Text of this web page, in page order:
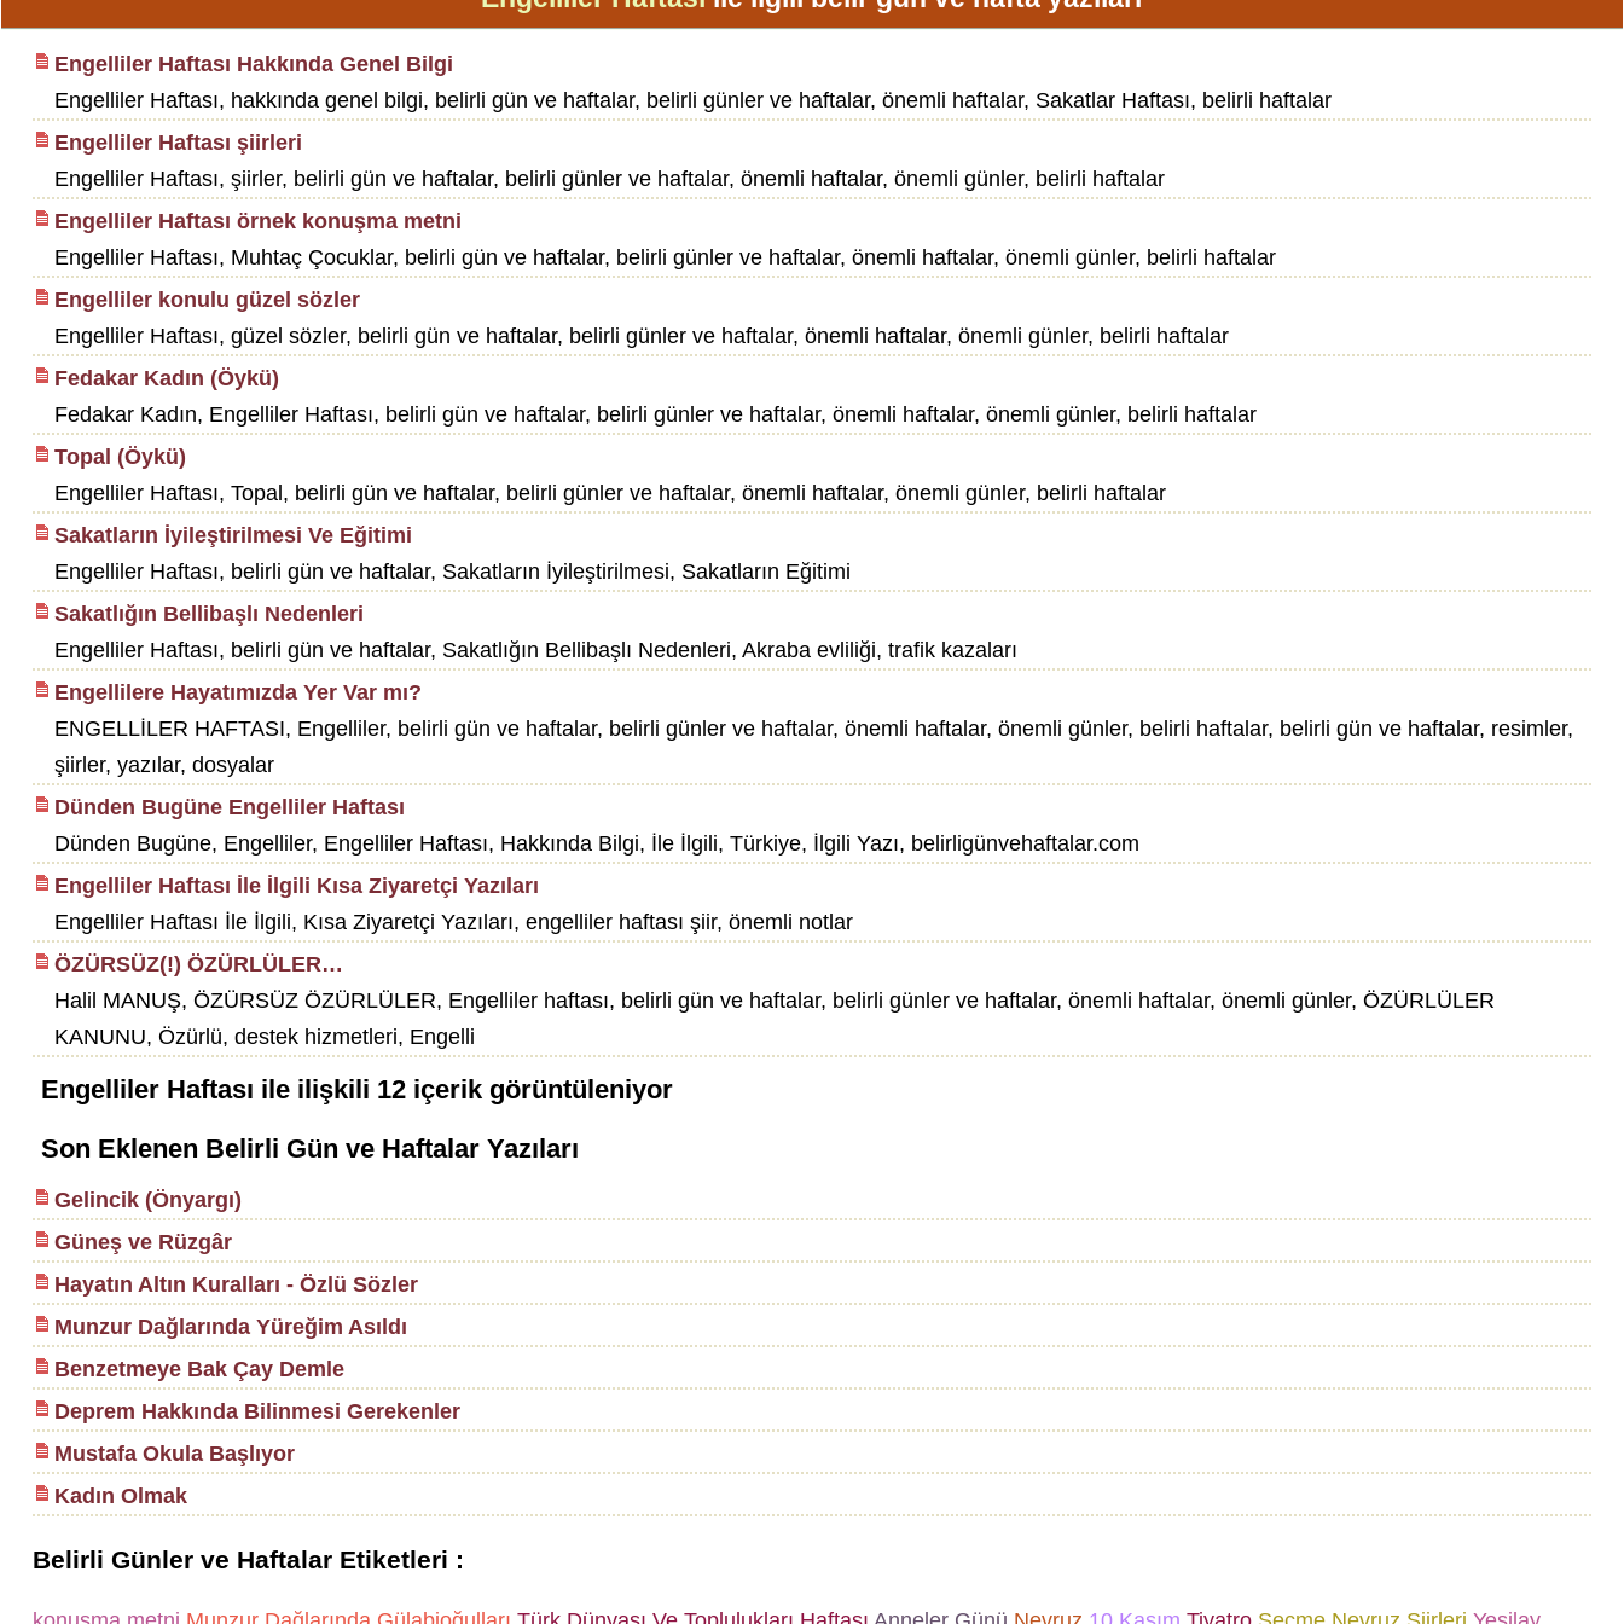
Engelliler Haftası Hakkında Genel Bilgi
Engelliler Haftası, hakkında genel bilgi, belirli gün ve haftalar, belirli günler ve haftalar, önemli haftalar, Sakatlar Haftası, belirli haftalar
Engelliler Haftası şiirleri
Engelliler Haftası, şiirler, belirli gün ve haftalar, belirli günler ve haftalar, önemli haftalar, önemli günler, belirli haftalar
Engelliler Haftası örnek konuşma metni
Engelliler Haftası, Muhtaç Çocuklar, belirli gün ve haftalar, belirli günler ve haftalar, önemli haftalar, önemli günler, belirli haftalar
Engelliler konulu güzel sözler
Engelliler Haftası, güzel sözler, belirli gün ve haftalar, belirli günler ve haftalar, önemli haftalar, önemli günler, belirli haftalar
Fedakar Kadın (Öykü)
Fedakar Kadın, Engelliler Haftası, belirli gün ve haftalar, belirli günler ve haftalar, önemli haftalar, önemli günler, belirli haftalar
Topal (Öykü)
Engelliler Haftası, Topal, belirli gün ve haftalar, belirli günler ve haftalar, önemli haftalar, önemli günler, belirli haftalar
Sakatların İyileştirilmesi Ve Eğitimi
Engelliler Haftası, belirli gün ve haftalar, Sakatların İyileştirilmesi, Sakatların Eğitimi
Sakatlığın Bellibaşlı Nedenleri
Engelliler Haftası, belirli gün ve haftalar, Sakatlığın Bellibaşlı Nedenleri, Akraba evliliği, trafik kazaları
Engellilere Hayatımızda Yer Var mı?
ENGELLİLER HAFTASI, Engelliler, belirli gün ve haftalar, belirli günler ve haftalar, önemli haftalar, önemli günler, belirli haftalar, belirli gün ve haftalar, resimler,
şiirler, yazılar, dosyalar
Dünden Bugüne Engelliler Haftası
Dünden Bugüne, Engelliler, Engelliler Haftası, Hakkında Bilgi, İle İlgili, Türkiye, İlgili Yazı, belirligünvehaftalar.com
Engelliler Haftası İle İlgili Kısa Ziyaretçi Yazıları
Engelliler Haftası İle İlgili, Kısa Ziyaretçi Yazıları, engelliler haftası şiir, önemli notlar
ÖZÜRSÜZ(!) ÖZÜRLÜLER…
Halil MANUŞ, ÖZÜRSÜZ ÖZÜRLÜLER, Engelliler haftası, belirli gün ve haftalar, belirli günler ve haftalar, önemli haftalar, önemli günler, ÖZÜRLÜLER
KANUNU, Özürlü, destek hizmetleri, Engelli
Engelliler Haftası ile ilişkili 12içerik görüntüleniyor
Son Eklenen Belirli Gün ve Haftalar Yazıları
Gelincik (Önyargı)
Güneş ve Rüzgâr
Hayatın Altın Kuralları - Özlü Sözler
Munzur Dağlarında Yüreğim Asıldı
Benzetmeye Bak Çay Demle
Deprem Hakkında Bilinmesi Gerekenler
Mustafa Okula Başlıyor
Kadın Olmak
Belirli Günler ve Haftalar Etiketleri :